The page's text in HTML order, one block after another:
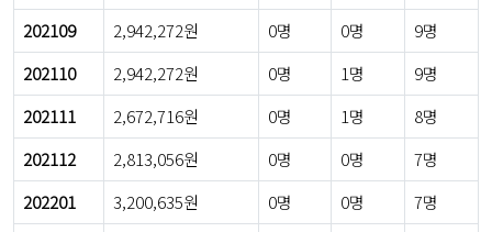
202109
2,942,272원 0명 0명
9명
202110
2,942,272원 0명 1명
9명
202111
2,672,716원 0명 1명
8명
202112
2,813,056원 0명 0명
7명
202201
3,200,635원 0명 0명
7명